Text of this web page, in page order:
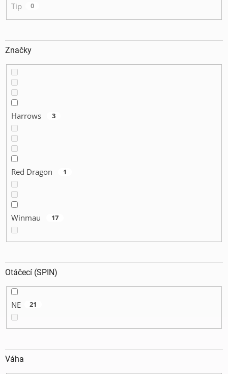
Tip 0
Značky
Harrows 3
Red Dragon 1
Winmau 17
Otáčecí (SPIN)
NE 21
Váha